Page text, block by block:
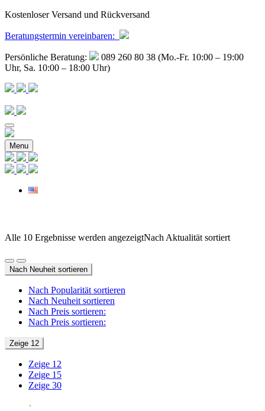
Kostenloser Versand und Rückversand
Beratungstermin vereinbaren:
Persönliche Beratung:
089 260 80 38 (Mo.-Fr. 10:00 – 19:00
Uhr, Sa. 10:00 – 18:00 Uhr)
Menu
Alle 10 Ergebnisse werden angezeigtNach Aktualität sortiert
Nach Neuheit sortieren
Nach Popularität sortieren
Nach Neuheit sortieren
Nach Preis sortieren:
Nach Preis sortieren:
Zeige 12
Zeige 12
Zeige 15
Zeige 30